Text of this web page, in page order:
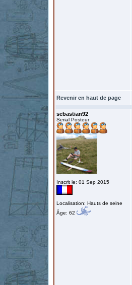
Revenir en haut de page
sebastian92
Serial Posteur
Inscrit le: 01 Sep 2015
Localisation: Hauts de seine
Âge: 62